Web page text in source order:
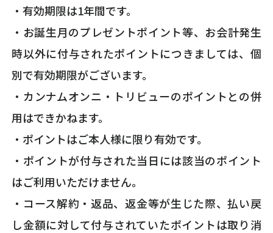
・有効期限は1年間です。
・お誕生月のプレゼントポイント等、お会計発生
時以外に付与されたポイントにつきましては、個
別で有効期限がございます。
・カンナムオンニ・トリビューのポイントとの併
用はできかねます。
・ポイントはご本人様に限り有効です。
・ポイントが付与された当日には該当のポイント
はご利用いただけません。
・コース解約・返品、返金等が生じた際、払い戻
し金額に対して付与されていたポイントは取り消